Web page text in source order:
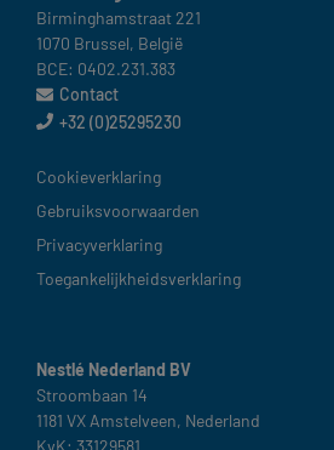
Birminghamstraat 221 ​
1070 Brussel, België​
BCE: 0402.231.383
Contact
+32 (0)25295230
België
Cookieverklaring​
Gebruiksvoorwaarden​
Privacyverklaring
Toegankelijkheidsverklaring
Nestlé Nederland BV
Stroombaan 14​
1181 VX Amstelveen, Nederland​